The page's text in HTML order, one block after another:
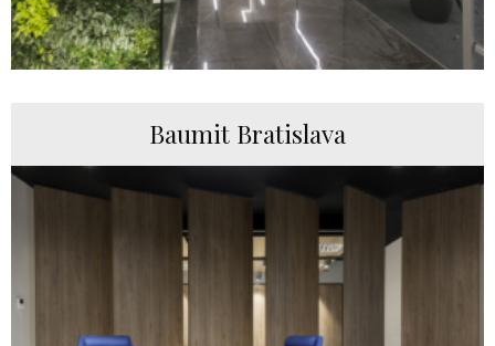
Baumit Bratislava